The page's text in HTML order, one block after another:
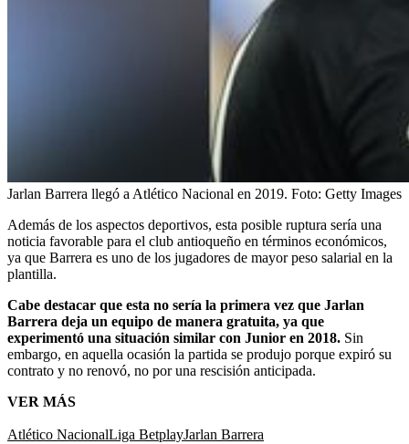
Jarlan Barrera llegó a Atlético Nacional en 2019. Foto: Getty Images
Además de los aspectos deportivos, esta posible ruptura sería una
noticia favorable para el club antioqueño en términos económicos,
ya que Barrera es uno de los jugadores de mayor peso salarial en la
plantilla.
Cabe destacar que esta no sería la primera vez que Jarlan
Barrera deja un equipo de manera gratuita, ya que
experimentó una situación similar con Junior en 2018. Sin
embargo, en aquella ocasión la partida se produjo porque expiró su
contrato y no renovó, no por una rescisión anticipada.
VER MÁS
Atlético NacionalLiga BetplayJarlan Barrera